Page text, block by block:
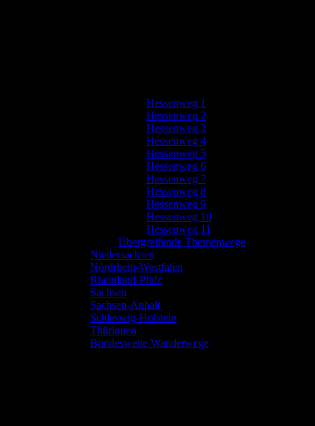
Hessenweg 1
Hessenweg 2
Hessenweg 3
Hessenweg 4
Hessenweg 5
Hessenweg 6
Hessenweg 7
Hessenweg 8
Hessenweg 9
Hessenweg 10
Hessenweg 11
Übergreifende Themenwege
Niedersachsen
Nordrhein-Westfalen
Rheinland-Pfalz
Sachsen
Sachsen-Anhalt
Schleswig-Holstein
Thüringen
Bundesweite Wanderwege